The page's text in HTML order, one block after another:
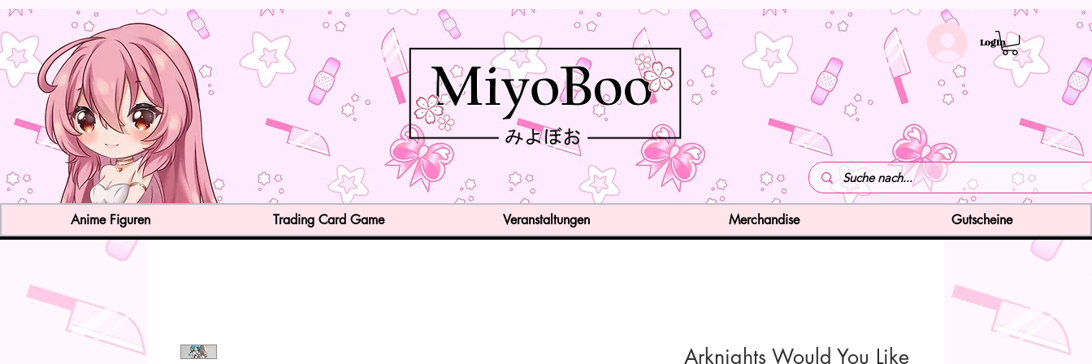
LogIn
Arknights Would You Like
Anime Figuren Trading Card Game Veranstaltungen Merchandise Gutscheine